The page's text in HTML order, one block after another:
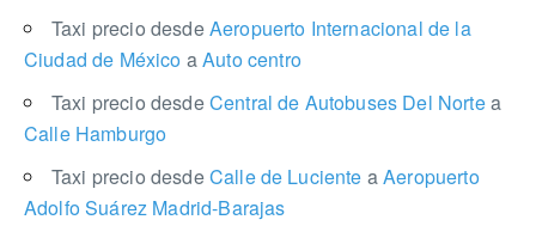
Taxi precio desdeAeropuerto Internacional de la
Ciudad de México aAuto centro
Taxi precio desdeCentral de Autobuses Del Nortea
Calle Hamburgo
Taxi precio desdeCalle de Luciente aAeropuerto
Adolfo Suárez Madrid-Barajas